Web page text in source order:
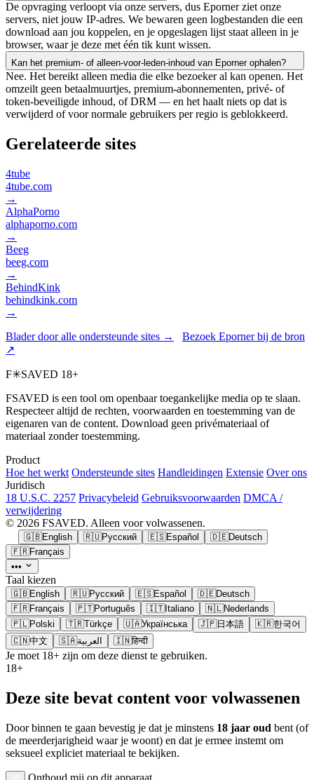
De opvraging verloopt via onze servers, dus Eporner ziet onze
servers, niet jouw IP-adres. We bewaren geen logbestanden die een
download aan jou koppelen, en je opgeslagen lijst staat alleen in je
browser, waar je deze met één tik kunt wissen.
Kan het premium- of alleen-voor-leden-inhoud van Eporner ophalen?
Nee. Het bereikt alleen media die elke bezoeker al kan openen. Het
omzeilt geen betaalmuurtjes, premium-abonnementen, privé- of
token-beveiligde inhoud, of DRM — en het haalt niets op dat is
verwijderd of voor normale gebruikers per regio is geblokkeerd.
Gerelateerde sites
4tube
4tube.com
→
AlphaPorno
alphaporno.com
→
Beeg
beeg.com
→
BehindKink
behindkink.com
→
Blader door alle ondersteunde sites →
Bezoek Eporner bij de bron
↗
F✳SAVED 18+
FSAVED is een tool om openbaar toegankelijke media op te slaan.
Respecteer altijd de rechten, voorwaarden en toestemming van de
eigenaren van de content. Download geen privémateriaal of
materiaal zonder toestemming.
Product
Hoe het werkt Ondersteunde sites Handleidingen Extensie Over ons
Juridisch
18 U.S.C. 2257 Privacybeleid Gebruiksvoorwaarden DMCA /
verwijdering
© 2026 FSAVED. Alleen voor volwassenen.
🇬🇧English 🇷🇺Русский 🇪🇸Español 🇩🇪Deutsch
🇫🇷Français
•••
Taal kiezen
🇬🇧English 🇷🇺Русский 🇪🇸Español 🇩🇪Deutsch
🇫🇷Français 🇵🇹Português 🇮🇹Italiano 🇳🇱Nederlands
🇵🇱Polski 🇹🇷Türkçe 🇺🇦Українська 🇯🇵日本語 🇰🇷한국어
🇨🇳中文 🇸🇦العربية 🇮🇳हिन्दी
Je moet 18+ zijn om deze dienst te gebruiken.
18+
Deze site bevat content voor volwassenen
Door binnen te gaan bevestig je dat je minstens 18 jaar oud bent (of
de meerderjarigheid waar je woont) en dat je ermee instemt om
seksueel expliciet materiaal te bekijken.
Onthoud mij op dit apparaat